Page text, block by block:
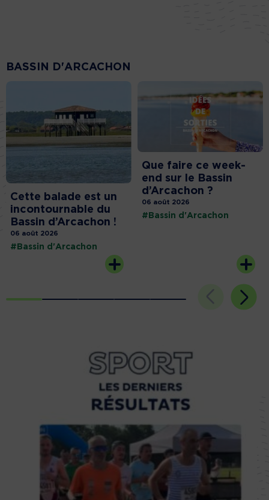
BASSIN D'ARCACHON
Cette balade est un
incontournable du
Bassin d’Arcachon !
06 août 2026
#Bassin d'Arcachon
Que faire ce week-
end sur le Bassin
d’Arcachon ?
06 août 2026
#Bassin d'Arcachon